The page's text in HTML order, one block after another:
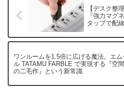
【デスク整
『強力マグ
タップで配
ワンルームを1.5倍に広げる魔法。エム
ル TATAMU FARBLE で実現する『空間
の二毛作』という新常識